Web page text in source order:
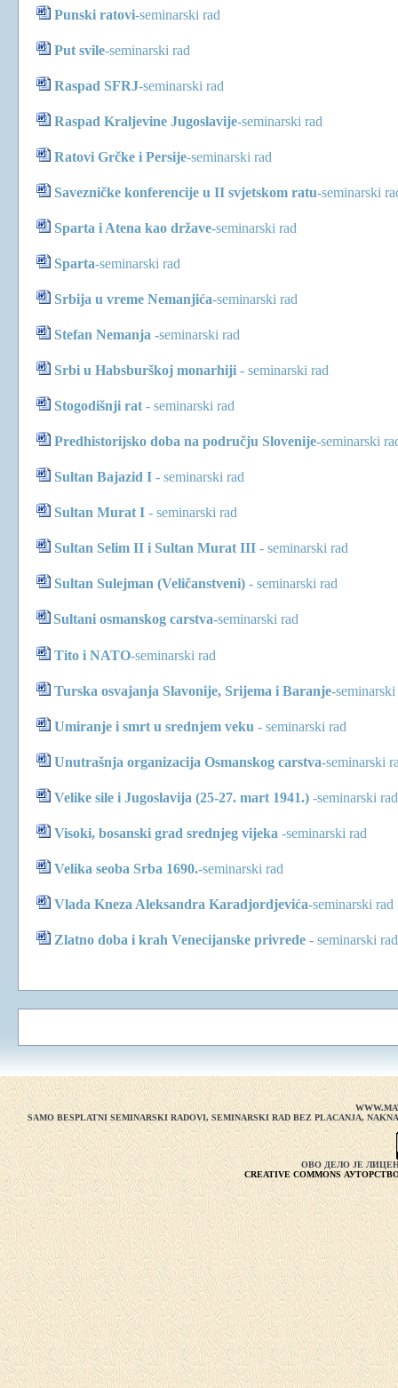
Punski ratovi-seminarski rad
Put svile-seminarski rad
Raspad SFRJ-seminarski rad
Raspad Kraljevine Jugoslavije-seminarski rad
Ratovi Grčke i Persije-seminarski rad
Savezničke konferencije u II svjetskom ratu-seminarski
Sparta i Atena kao države-seminarski rad
Sparta-seminarski rad
Srbija u vreme Nemanjića-seminarski rad
Stefan Nemanja -seminarski rad
Srbi u Habsburškoj monarhiji - seminarski rad
Stogodišnji rat - seminarski rad
Predhistorijsko doba na području Slovenije-seminarski
Sultan Bajazid I - seminarski rad
Sultan Murat I - seminarski rad
Sultan Selim II i Sultan Murat III - seminarski rad
Sultan Sulejman (Veličanstveni) - seminarski rad
Sultani osmanskog carstva-seminarski rad
Tito i NATO-seminarski rad
Turska osvajanja Slavonije, Srijema i Baranje-seminarski
Umiranje i smrt u srednjem veku - seminarski rad
Unutrašnja organizacija Osmanskog carstva-seminarski
Velike sile i Jugoslavija (25-27. mart 1941.) -seminarski rad
Visoki, bosanski grad srednjeg vijeka -seminarski rad
Velika seoba Srba 1690.-seminarski rad
Vlada Kneza Aleksandra Karadjordjevića-seminarski rad
Zlatno doba i krah Venecijanske privrede - seminarski rad
SAMO BESPLATNI SEMINARSKI RADOVI, SEMINARSKI RAD BEZ PLACANJA,
ОВО ДЕЛО ЈЕ
CREATIVE COMMONS